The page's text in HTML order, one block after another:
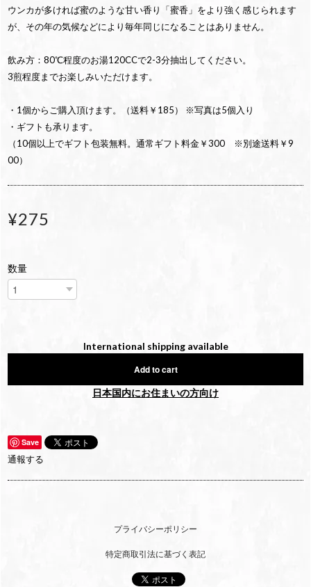
ウンカが多ければ蜜のような甘い香り「蜜香」をより強く感じられます
が、その年の気候などにより毎年同じになることはありません。
飲み方：80℃程度のお湯120CCで2-3分抽出してください。
3煎程度までお楽しみいただけます。
・1個からご購入頂けます。（送料￥185） ※写真は5個入り
・ギフトも承ります。
（10個以上でギフト包装無料。通常ギフト料金￥300 ※別途送料￥9
00）
¥275
数量
International shipping available
Add to cart
日本国内にお住まいの方向け
Save
通報する
プライバシーポリシー
特定商取引法に基づく表記